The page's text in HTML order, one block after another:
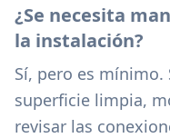
¿Se necesita
la instalación?
Sí, pero es mínimo.
superficie limpia,
revisar las